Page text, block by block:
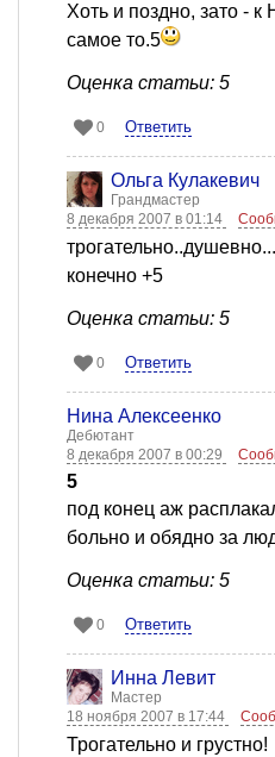
Хоть и поздно, зато - к
самое то.5
Оценка статьи: 5
0 Ответить
Ольга Кулакевич
Грандмастер
8 декабря 2007 в 01:14
конечно +5
Оценка статьи: 5
0 Ответить
Нина Алексеенко
Дебютант
8 декабря 2007 в 00:29
5
под конец аж
больно и обядно за
Оценка статьи: 5
0 Ответить
Инна Левит
Мастер
18 ноября 2007 в 17:44
Трогательно и грустно!